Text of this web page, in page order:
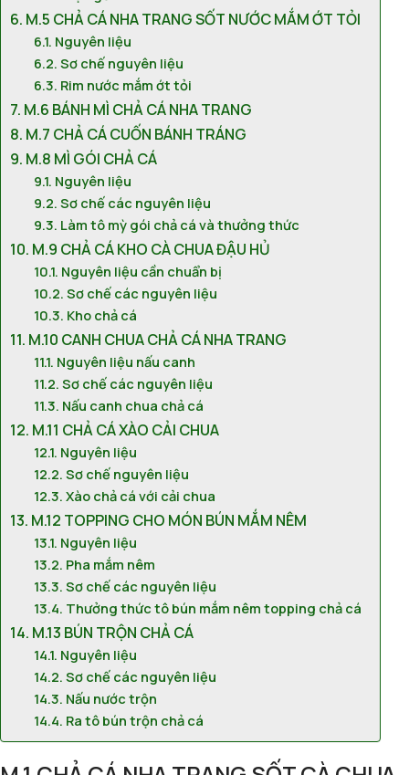
M.5 CHẢ CÁ NHA TRANG SỐT NƯỚC MẮM ỚT TỎI
Nguyên liệu
Sơ chế nguyên liệu
Rim nước mắm ớt tỏi
M.6 BÁNH MÌ CHẢ CÁ NHA TRANG
M.7 CHẢ CÁ CUỐN BÁNH TRÁNG
M.8 MÌ GÓI CHẢ CÁ
Nguyên liệu
Sơ chế các nguyên liệu
Làm tô mỳ gói chả cá và thưởng thức
M.9 CHẢ CÁ KHO CÀ CHUA ĐẬU HỦ
Nguyên liệu cần chuẩn bị
Sơ chế các nguyên liệu
Kho chả cá
M.10 CANH CHUA CHẢ CÁ NHA TRANG
Nguyên liệu nấu canh
Sơ chế các nguyên liệu
Nấu canh chua chả cá
M.11 CHẢ CÁ XÀO CẢI CHUA
Nguyên liệu
Sơ chế nguyên liệu
Xào chả cá với cải chua
M.12 TOPPING CHO MÓN BÚN MẮM NÊM
Nguyên liệu
Pha mắm nêm
Sơ chế các nguyên liệu
Thưởng thức tô bún mắm nêm topping chả cá
M.13 BÚN TRỘN CHẢ CÁ
Nguyên liệu
Sơ chế các nguyên liệu
Nấu nước trộn
Ra tô bún trộn chả cá